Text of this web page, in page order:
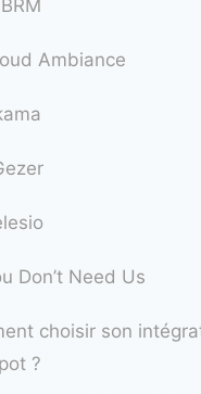
Ambiance
Don’t Need Us
choisir son
?